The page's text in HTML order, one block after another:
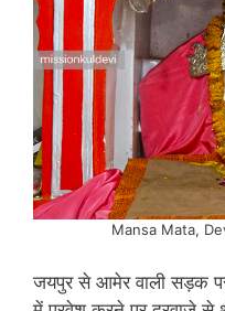
Mansa Mata,
जयपुर से आमेर वाली सड़क